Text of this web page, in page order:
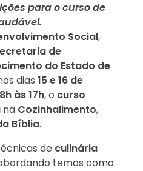
para o curso de
Social,
de
do Estado de
dias 15 e 16 de
8h às 17h, o curso
na Cozinhalimento,
Bíblia.
de culinária
temas como: